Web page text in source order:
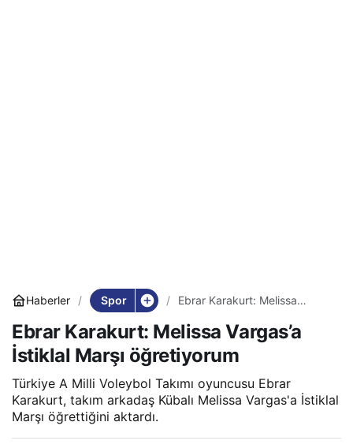
Haberler Spor
Ebrar Karakurt: Melissa
öğretiyorum
Ebrar Karakurt: Melissa Vargas’a
İstiklal Marşı öğretiyorum
Türkiye A Milli Voleybol Takımı oyuncusu Ebrar
Karakurt, takım arkadaş Kübalı Melissa Vargas'a İstiklal
Marşı öğrettiğini aktardı.